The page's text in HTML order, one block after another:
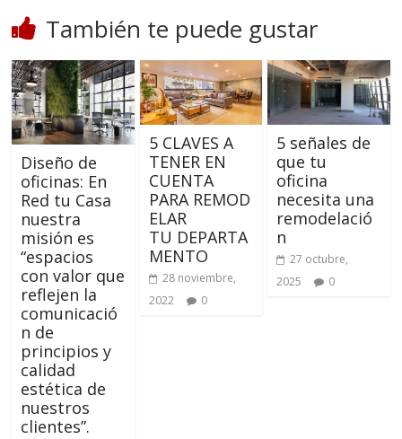
También te puede gustar
Diseño de
oficinas: En
Red tu Casa
nuestra
misión es
“espacios
con valor que
reflejen la
comunicació
n de
principios y
calidad
estética de
nuestros
clientes”.
5 CLAVES A
TENER EN
CUENTA
PARA REMOD
ELAR
TU DEPARTA
MENTO
28 noviembre,
2022
0
5 señales de
que tu
oficina
necesita una
remodelació
n
27 octubre,
2025
0